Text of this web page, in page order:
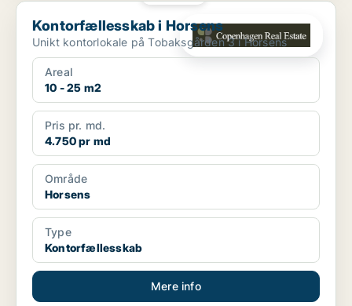
Kontorfællesskab i Horsens
Kontorfællesskab i Horsens
Unikt kontorlokale på Tobaksgården 3 i Horsens
Areal
10 - 25 m2
Pris pr. md.
4.750 pr md
Område
Horsens
Type
Kontorfællesskab
Mere info